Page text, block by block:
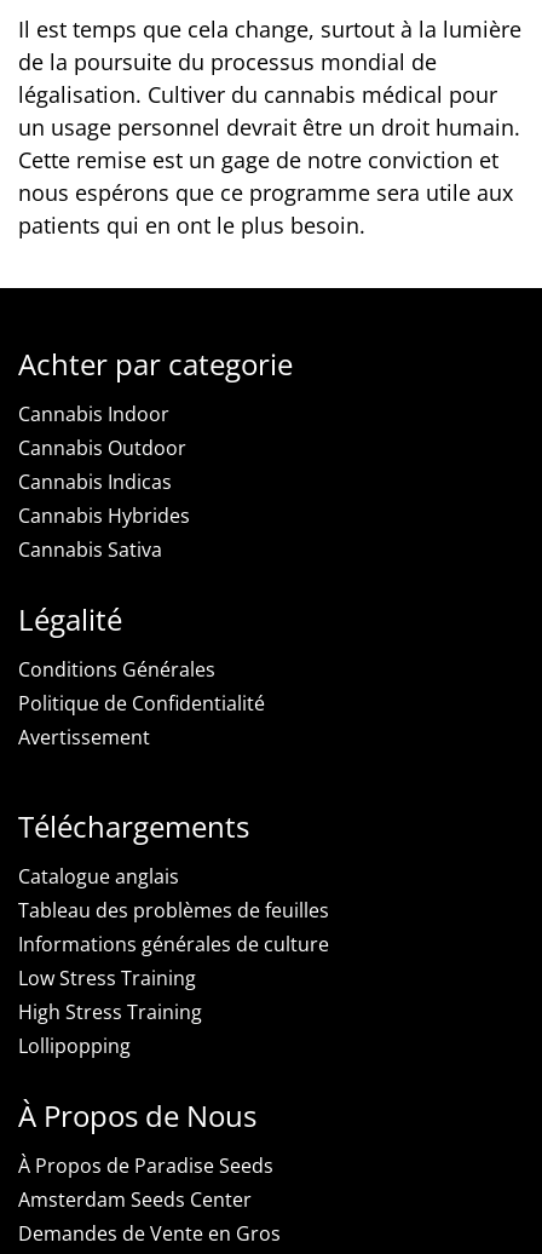
Il est temps que cela change, surtout à la lumière
de la poursuite du processus mondial de
légalisation. Cultiver du cannabis médical pour
un usage personnel devrait être un droit humain.
Cette remise est un gage de notre conviction et
nous espérons que ce programme sera utile aux
patients qui en ont le plus besoin.
Achter par categorie
Cannabis Indoor
Cannabis Outdoor
Cannabis Indicas
Cannabis Hybrides
Cannabis Sativa
Légalité
Conditions Générales
Politique de Confidentialité
Avertissement
Téléchargements
Catalogue anglais
Tableau des problèmes de feuilles
Informations générales de culture
Low Stress Training
High Stress Training
Lollipopping
À Propos de Nous
À Propos de Paradise Seeds
Amsterdam Seeds Center
Demandes de Vente en Gros